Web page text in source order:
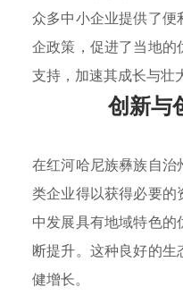
众多中小企业提供了
企政策，促进了当地
支持，加速其成长与壮
创新与
在红河哈尼族彝族自治
类企业得以获得必要
中发展具有地域特色的
断提升。这种良好的
健增长。